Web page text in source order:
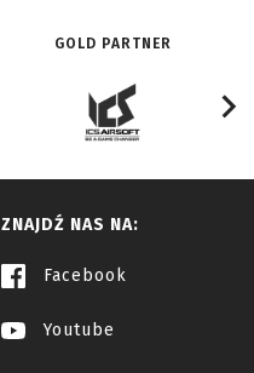
GOLD PARTNER
ZNAJDŹ NAS NA:
Facebook
Youtube